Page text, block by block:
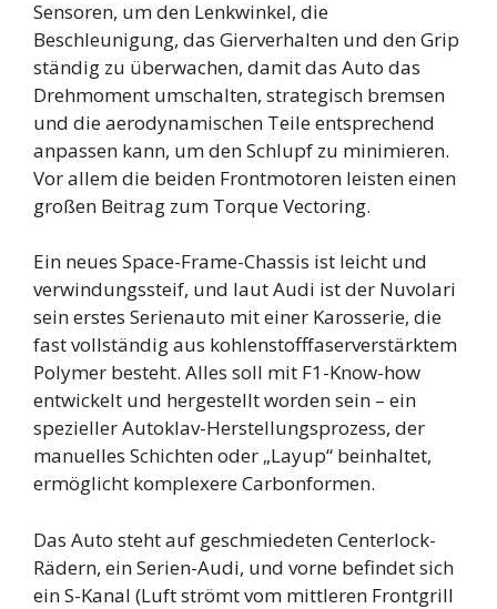
Sensoren, um den Lenkwinkel, die
Beschleunigung, das Gierverhalten und den Grip
ständig zu überwachen, damit das Auto das
Drehmoment umschalten, strategisch bremsen
und die aerodynamischen Teile entsprechend
anpassen kann, um den Schlupf zu minimieren.
Vor allem die beiden Frontmotoren leisten einen
großen Beitrag zum Torque Vectoring.
Ein neues Space-Frame-Chassis ist leicht und
verwindungssteif, und laut Audi ist der Nuvolari
sein erstes Serienauto mit einer Karosserie, die
fast vollständig aus kohlenstofffaserverstärktem
Polymer besteht. Alles soll mit F1-Know-how
entwickelt und hergestellt worden sein – ein
spezieller Autoklav-Herstellungsprozess, der
manuelles Schichten oder „Layup“ beinhaltet,
ermöglicht komplexere Carbonformen.
Das Auto steht auf geschmiedeten Centerlock-
Rädern, ein Serien-Audi, und vorne befindet sich
ein S-Kanal (Luft strömt vom mittleren Frontgrill